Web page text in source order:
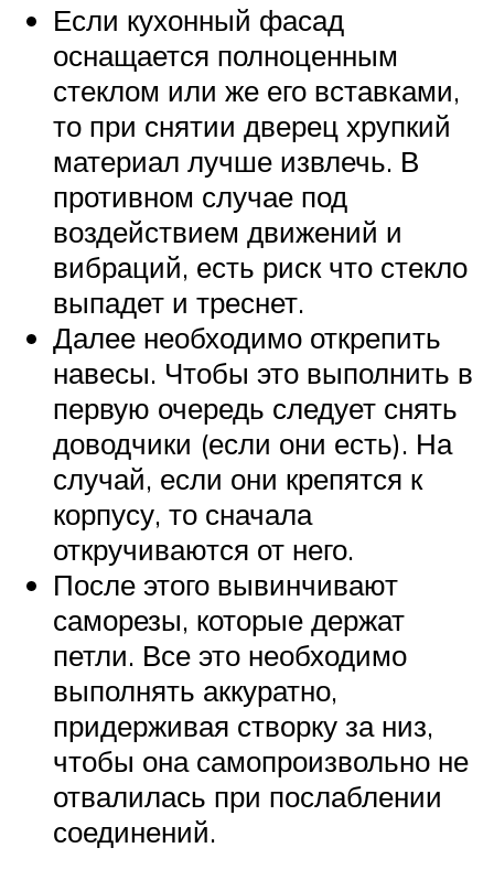
Если кухонный фасад
оснащается полноценным
стеклом или же его вставками,
то при снятии дверец хрупкий
материал лучше извлечь. В
противном случае под
воздействием движений и
вибраций, есть риск что стекло
выпадет и треснет.
Далее необходимо открепить
навесы. Чтобы это выполнить в
первую очередь следует снять
доводчики (если они есть). На
случай, если они крепятся к
корпусу, то сначала
откручиваются от него.
После этого вывинчивают
саморезы, которые держат
петли. Все это необходимо
выполнять аккуратно,
придерживая створку за низ,
чтобы она самопроизвольно не
отвалилась при послаблении
соединений.